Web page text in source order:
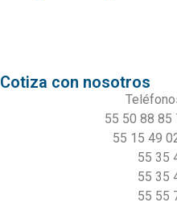
Cotiza con nosotros
55 50 88 85
55 15 49
55 35
55 35
55 55